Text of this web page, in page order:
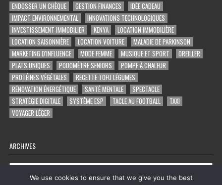
ENDOSSER UN CHÈQUE
GESTION FINANCES
IDÉE CADEAU
IMPACT ENVIRONNEMENTAL
INNOVATIONS TECHNOLOGIQUES
INVESTISSEMENT IMMOBILIER
KENYA
LOCATION IMMOBILIÈRE
LOCATION SAISONNIÈRE
LOCATION VOITURE
MALADIE DE PARKINSON
MARKETING D'INFLUENCE
MODE FEMME MUSIQUE ET SPORT
OREILLER
PLATS UNIQUES
PODOMÈTRE SENIORS
POMPE À CHALEUR
PROTÉINES VÉGÉTALES
RECETTE TOFU LÉGUMES
RÉNOVATION ÉNERGÉTIQUE
SANTÉ MENTALE
SPECTACLE
STRATÉGIE DIGITALE
SYSTÈME ESP TACLE AU FOOTBALL
TAXI
VOYAGER LÉGER
ARCHIVES
Archives
We use cookies to ensure that we give you the best